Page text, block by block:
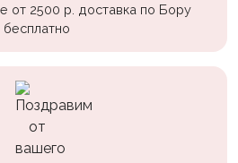
от 2500 р. доставка по Бору
бесплатно